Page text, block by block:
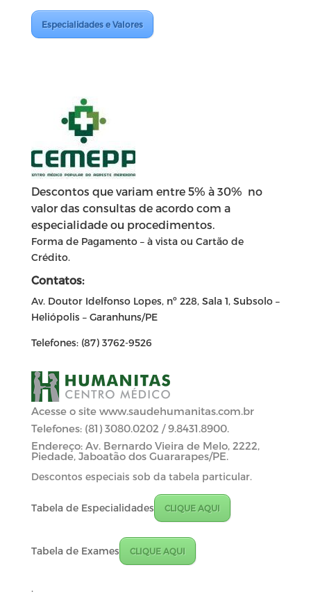
Especialidades e Valores
Descontos que variam entre 5% à 30% no
valor das consultas de acordo com a
especialidade ou procedimentos.
Forma de Pagamento – à vista ou Cartão de
Crédito.
Contatos:
Av. Doutor Idelfonso Lopes, nº 228, Sala 1, Subsolo –
Heliópolis – Garanhuns/PE
Telefones: (87) 3762-9526
Acesse o site www.saudehumanitas.com.br
Telefones: (81) 3080.0202 / 9.8431.8900.
Endereço: Av. Bernardo Vieira de Melo, 2222,
Piedade, Jaboatão dos Guararapes/PE.
Descontos especiais sob da tabela particular.
Tabela de Especialidades CLIQUE AQUI
Tabela de Exames CLIQUE AQUI
.